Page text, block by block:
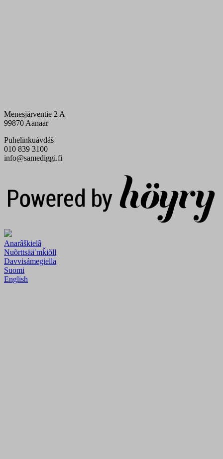
Menesjärventie 2 A
99870 Aanaar
Puhelinkuávdáš
010 839 3100
info@samediggi.fi
Anarâškielâ
Nuõrttsääʹmǩiõll
Davvisámegiella
Suomi
English